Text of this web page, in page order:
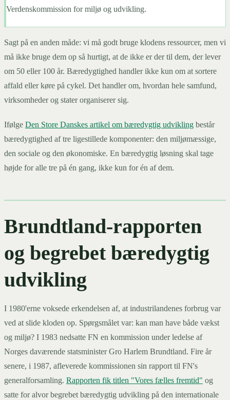
Verdenskommission for miljø og udvikling.
Sagt på en anden måde: vi må godt bruge klodens ressourcer, men vi
må ikke bruge dem op så hurtigt, at de ikke er der til dem, der lever
om 50 eller 100 år. Bæredygtighed handler ikke kun om at sortere
affald eller køre på cykel. Det handler om, hvordan hele samfund,
virksomheder og stater organiserer sig.
Ifølge Den Store Danskes artikel om bæredygtig udvikling består
bæredygtighed af tre ligestillede komponenter: den miljømæssige,
den sociale og den økonomiske. En bæredygtig løsning skal tage
højde for alle tre på én gang, ikke kun for én af dem.
Brundtland-rapporten
og begrebet bæredygtig
udvikling
I 1980'erne voksede erkendelsen af, at industrilandenes forbrug var
ved at slide kloden op. Spørgsmålet var: kan man have både vækst
og miljø? I 1983 nedsatte FN en kommission under ledelse af
Norges daværende statsminister Gro Harlem Brundtland. Fire år
senere, i 1987, afleverede kommissionen sin rapport til FN's
generalforsamling. Rapporten fik titlen "Vores fælles fremtid" og
satte for alvor begrebet bæredygtig udvikling på den internationale